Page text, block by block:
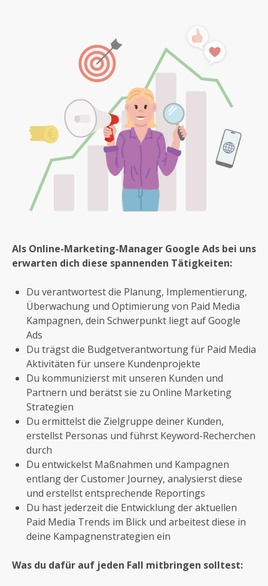
Als Online-Marketing-Manager Google Ads bei uns
erwarten dich diese spannenden Tätigkeiten:
Du verantwortest die Planung, Implementierung,
Überwachung und Optimierung von Paid Media
Kampagnen, dein Schwerpunkt liegt auf Google
Ads
Du trägst die Budgetverantwortung für Paid Media
Aktivitäten für unsere Kundenprojekte
Du kommunizierst mit unseren Kunden und
Partnern und berätst sie zu Online Marketing
Strategien
Du ermittelst die Zielgruppe deiner Kunden,
erstellst Personas und führst Keyword-Recherchen
durch
Du entwickelst Maßnahmen und Kampagnen
entlang der Customer Journey, analysierst diese
und erstellst entsprechende Reportings
Du hast jederzeit die Entwicklung der aktuellen
Paid Media Trends im Blick und arbeitest diese in
deine Kampagnenstrategien ein
Was du dafür auf jeden Fall mitbringen solltest: